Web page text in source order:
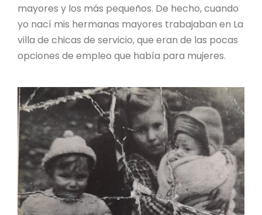
mayores y los más pequeños. De hecho, cuando
yo nací mis hermanas mayores trabajaban en La
villa de chicas de servicio, que eran de las pocas
opciones de empleo que había para mujeres.